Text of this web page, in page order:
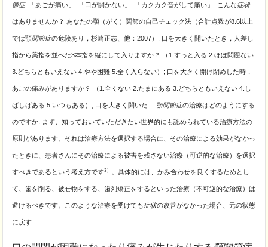
節症. 「あごが痛い」. 「口が開かない」. 「カクカク音がして痛い」. こんな症状
はありませんか？ あなたの顎（がく）関節の自己チェック法（合計点数が8.6以上
では顎関節症の危険あり，杉崎正志、他：2007）. 口を大きく開いたとき，人差し
指から薬指を並べた3本指を縦にして入りますか？ （1.すっと入る 2.ほぼ問題ない
3.どちらともいえない 4.やや困難 5.全く入らない）; 口を大きく開け閉めした時，
あごの痛みがありますか？ （1.全くない 2.たまにある 3.どちらともいえない 4.し
ばしばある 5.いつもある）; 口を大きく開いた … 顎関節症の治療はどのようにする
のですか. まず、知っておいていただきたい世界的にも認められている治療方法の
原則があります。それは治療方法を選択する場合に、その治療による効果がなかっ
たときに、患者さんにその治療による被害を残さない治療（可逆的な治療）を選択
すべきであるという考え方です3） 。具体的には、かみ合わせを良くするためとし
て、歯を削る、被せ物をする、歯列矯正をするといった治療（不可逆的な治療）は
避けるべきです。このような治療を受けても症状の改善がなかった場合、元の状態
に戻す …